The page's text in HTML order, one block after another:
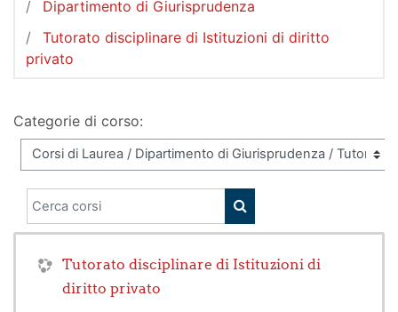
Dipartimento di Giurisprudenza
Tutorato disciplinare di Istituzioni di diritto
privato
Categorie di corso:
Cerca corsi
CERCA CORSI
Tutorato disciplinare di Istituzioni di
diritto privato